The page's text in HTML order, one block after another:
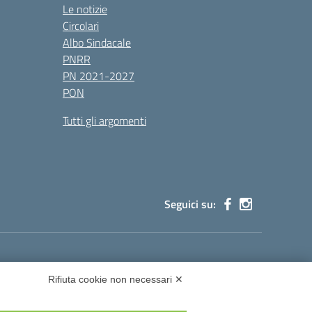
Le notizie
Circolari
Albo Sindacale
PNRR
PN 2021-2027
PON
Tutti gli argomenti
Seguici su:
Rifiuta cookie non necessari ✕